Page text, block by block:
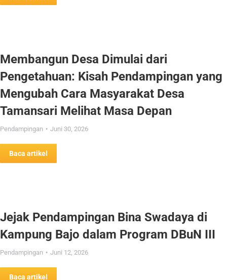
Membangun Desa Dimulai dari
Pengetahuan: Kisah Pendampingan yang
Mengubah Cara Masyarakat Desa
Tamansari Melihat Masa Depan
Pendampingan Juni 30, 2026
Baca artikel
Jejak Pendampingan Bina Swadaya di
Kampung Bajo dalam Program DBuN III
Pendampingan Juni 12, 2026
Baca artikel